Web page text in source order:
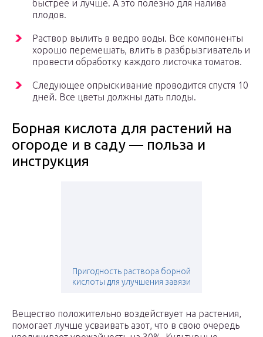
быстрее и лучше. А это полезно для налива
плодов.
Раствор вылить в ведро воды. Все компоненты
хорошо перемешать, влить в разбрызгиватель и
провести обработку каждого листочка томатов.
Следующее опрыскивание проводится спустя 10
дней. Все цветы должны дать плоды.
Борная кислота для растений на
огороде и в саду — польза и
инструкция
Пригодность раствора борной
кислоты для улучшения завязи
Вещество положительно воздействует на растения,
помогает лучше усваивать азот, что в свою очередь